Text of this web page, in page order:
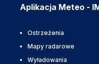
Aplikacja Meteo -
Ostrzeżenia
Mapy radarowe
Wyładowania